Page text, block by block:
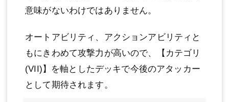
意味がないわけではありません。
オートアビリティ、アクションアビリティと
もにきわめて攻撃力が高いので、【カテゴリ
(VII)】を軸としたデッキで今後のアタッカー
として期待されます。